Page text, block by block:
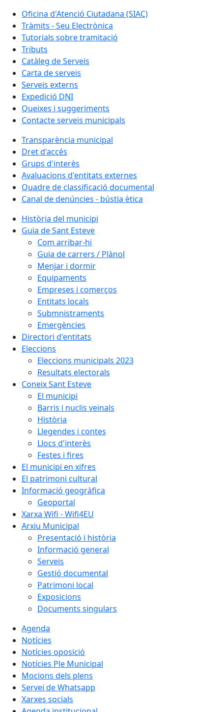
Oficina d'Atenció Ciutadana (SIAC)
Tràmits - Seu Electrònica
Tutorials sobre tramitació
Tributs
Catàleg de Serveis
Carta de serveis
Serveis externs
Expedició DNI
Queixes i suggeriments
Contacte serveis municipals
Transparència municipal
Dret d'accés
Grups d'interès
Avaluacions d'entitats externes
Quadre de classificació documental
Canal de denúncies - bústia ètica
Història del municipi
Guia de Sant Esteve
Com arribar-hi
Guia de carrers / Plànol
Menjar i dormir
Equipaments
Empreses i comerços
Entitats locals
Submnistraments
Emergències
Directori d'entitats
Eleccions
Eleccions municipals 2023
Resultats electorals
Coneix Sant Esteve
El municipi
Barris i nuclis veïnals
Història
Llegendes i contes
Llocs d'interès
Festes i fires
El municipi en xifres
El patrimoni cultural
Informació geogràfica
Geoportal
Xarxa Wifi - Wifi4EU
Arxiu Municipal
Presentació i història
Informació general
Serveis
Gestió documental
Patrimoni local
Exposicions
Documents singulars
Agenda
Notícies
Notícies oposició
Notícies Ple Municipal
Mocions dels plens
Servei de Whatsapp
Xarxes socials